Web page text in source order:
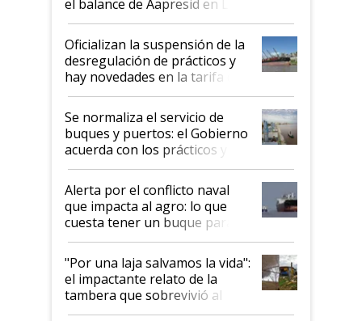
el balance de Aapresid en La
Posta
Oficializan la suspensión de la
desregulación de prácticos y
hay novedades en la tarifa de
la hidrovía
Se normaliza el servicio de
buques y puertos: el Gobierno
acuerda con los prácticos y
suspende el decreto de
desregulación
Alerta por el conflicto naval
que impacta al agro: lo que
cuesta tener un buque parado
y el peligro de que Argentina
pase a ser "país sucio"
"Por una laja salvamos la vida":
el impactante relato de la
tambera que sobrevivió al
tornado